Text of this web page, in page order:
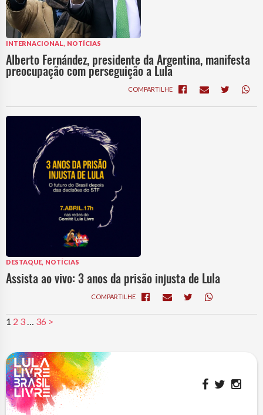
INTERNACIONAL, NOTÍCIAS
Alberto Fernández, presidente da Argentina, manifesta
preocupação com perseguição a Lula
COMPARTILHE
DESTAQUE, NOTÍCIAS
Assista ao vivo: 3 anos da prisão injusta de Lula
COMPARTILHE
1 2 3 36 >